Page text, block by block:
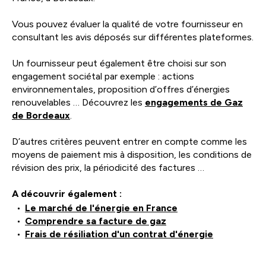
Vous pouvez évaluer la qualité de votre fournisseur en
consultant les avis déposés sur différentes plateformes.
Un fournisseur peut également être choisi sur son
engagement sociétal par exemple : actions
environnementales, proposition d’offres d’énergies
renouvelables … Découvrez les engagements de Gaz
de Bordeaux.
D’autres critères peuvent entrer en compte comme les
moyens de paiement mis à disposition, les conditions de
révision des prix, la périodicité des factures …
A découvrir également :
Le marché de l'énergie en France
Comprendre sa facture de gaz
Frais de résiliation d'un contrat d'énergie